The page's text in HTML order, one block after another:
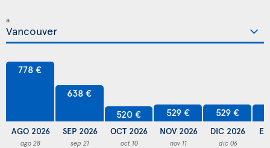
a
778 €
AGO 2026
ago 28
638 €
SEP 2026
sep 21
520 €
OCT 2026
oct 10
529 €
NOV 2026
nov 11
529 €
DIC 2026
dic 06